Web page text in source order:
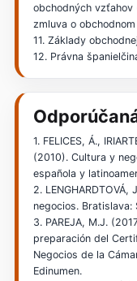
obchodných vzťahov
zmluva o
11. Základy
12. Právna
1. FELICES, Á.,
(2010). Cultura y
española y
2.
negocios. Bratislava:
3. PAREJA, M.J.
preparación del
Negocios de la
Edinumen.